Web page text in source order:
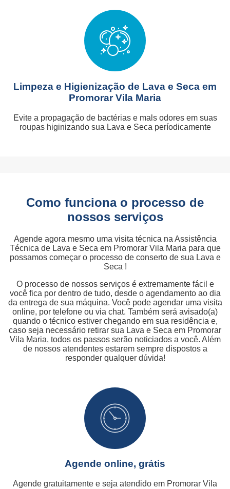
Limpeza e Higienização de Lava e Seca em
Promorar Vila Maria
Evite a propagação de bactérias e mals odores em suas
roupas higinizando sua Lava e Seca períodicamente
Como funciona o processo de
nossos serviços
Agende agora mesmo uma visita técnica na Assistência
Técnica de Lava e Seca em Promorar Vila Maria para que
possamos começar o processo de conserto de sua Lava e
Seca !
O processo de nossos serviços é extremamente fácil e
você fica por dentro de tudo, desde o agendamento ao dia
da entrega de sua máquina. Você pode agendar uma visita
online, por telefone ou via chat. Também será avisado(a)
quando o técnico estiver chegando em sua residência e,
caso seja necessário retirar sua Lava e Seca em Promorar
Vila Maria, todos os passos serão noticiados a você. Além
de nossos atendentes estarem sempre dispostos a
responder qualquer dúvida!
Agende online, grátis
Agende gratuitamente e seja atendido em Promorar Vila